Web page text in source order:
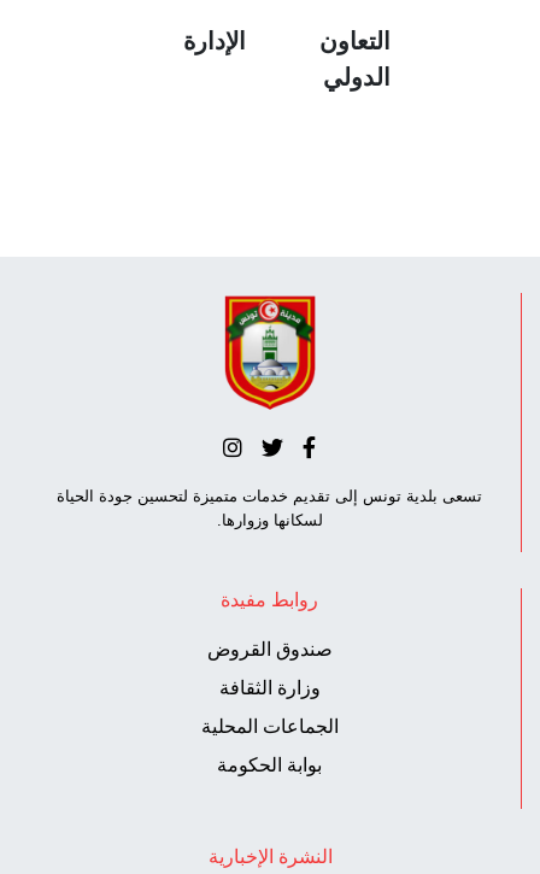
التعاون
الدولي
الإدارة
تسعى بلدية تونس إلى تقديم خدمات متميزة لتحسين جودة الحياة
لسكانها وزوارها.
روابط مفيدة
صندوق القروض
وزارة الثقافة
الجماعات المحلية
بوابة الحكومة
النشرة الإخبارية